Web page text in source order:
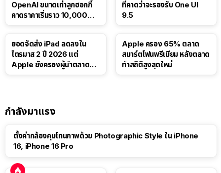
OpenAI ขนาดเท่าลูกฮอกกี้
คาดราคาเริ่มราว 10,000
ที่คาดว่าจะรองรับ One UI
9.5
ยอดจัดส่ง iPad ลดลงใน
ไตรมาส 2 ปี 2026 แต่
Apple ยังครองผู้นำตลาด
Apple ครอง 65% ตลาด
สมาร์ตโฟนพรีเมียม หลังตลาด
ทำสถิติสูงสุดใหม่
กำลังมาแรง
ตั้งค่ากล้องคุมโทนภาพด้วย Photographic Style ใน iPhone
16, iPhone 16 Pro